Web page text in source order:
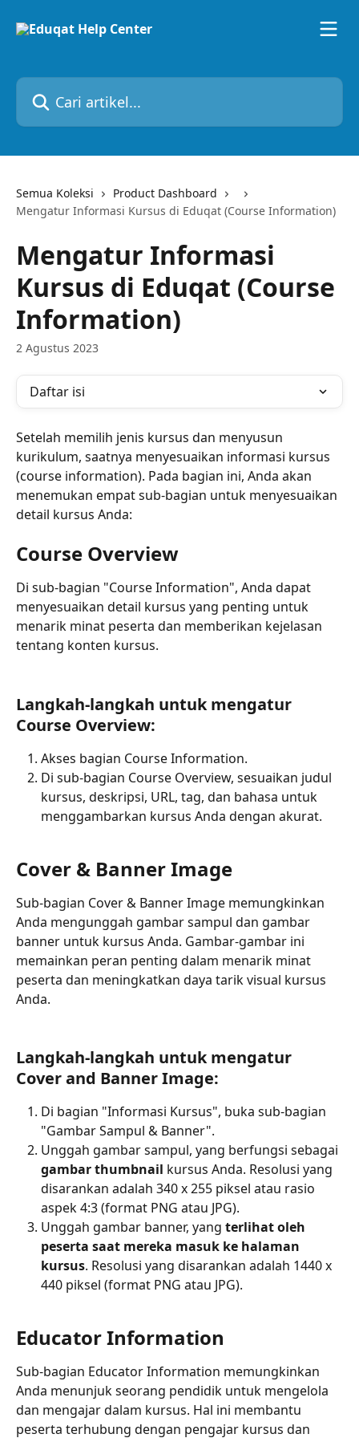
Cari artikel...
Semua Koleksi
Product Dashboard
Mengatur Informasi Kursus di Eduqat (Course Information)
Mengatur Informasi
Kursus di Eduqat (Course
Information)
2 Agustus 2023
Daftar isi
Setelah memilih jenis kursus dan menyusun
kurikulum, saatnya menyesuaikan informasi kursus
(course information). Pada bagian ini, Anda akan
menemukan empat sub-bagian untuk menyesuaikan
detail kursus Anda:
Course Overview
Di sub-bagian "Course Information", Anda dapat
menyesuaikan detail kursus yang penting untuk
menarik minat peserta dan memberikan kejelasan
tentang konten kursus.
Langkah-langkah untuk mengatur
Course Overview:
Akses bagian Course Information.
Di sub-bagian Course Overview, sesuaikan judul
kursus, deskripsi, URL, tag, dan bahasa untuk
menggambarkan kursus Anda dengan akurat.
Cover & Banner Image
Sub-bagian Cover & Banner Image memungkinkan
Anda mengunggah gambar sampul dan gambar
banner untuk kursus Anda. Gambar-gambar ini
memainkan peran penting dalam menarik minat
peserta dan meningkatkan daya tarik visual kursus
Anda.
Langkah-langkah untuk mengatur
Cover and Banner Image:
Di bagian "Informasi Kursus", buka sub-bagian
"Gambar Sampul & Banner".
Unggah gambar sampul, yang berfungsi sebagai
gambar thumbnail kursus Anda. Resolusi yang
disarankan adalah 340 x 255 piksel atau rasio
aspek 4:3 (format PNG atau JPG).
Unggah gambar banner, yang terlihat oleh
peserta saat mereka masuk ke halaman
kursus. Resolusi yang disarankan adalah 1440 x
440 piksel (format PNG atau JPG).
Educator Information
Sub-bagian Educator Information memungkinkan
Anda menunjuk seorang pendidik untuk mengelola
dan mengajar dalam kursus. Hal ini membantu
peserta terhubung dengan pengajar kursus dan